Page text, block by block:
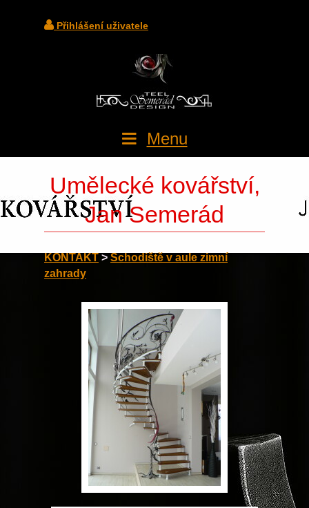
Přihlášení uživatele
Menu
Umělecké kovářství,
Jan Semerád
KONTAKT > Schodiště v aule zimní
zahrady